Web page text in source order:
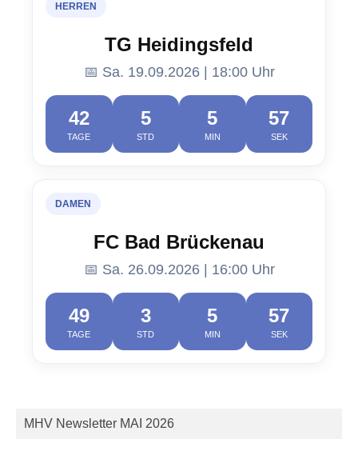
HERREN
TG Heidingsfeld
📅 Sa. 19.09.2026 | 18:00 Uhr
42
TAGE
5
STD
5
MIN
56
SEK
DAMEN
FC Bad Brückenau
📅 Sa. 26.09.2026 | 16:00 Uhr
49
TAGE
3
STD
5
MIN
56
SEK
MHV Newsletter MAI 2026